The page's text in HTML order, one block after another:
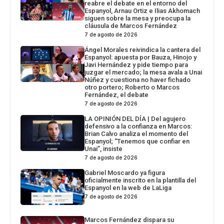
reabre el debate en el entorno del
Espanyol, Arnau Ortiz e Ilias Akhomach
siguen sobre la mesa y preocupa la
cláusula de Marcos Fernández
7 de agosto de 2026
Ángel Morales reivindica la cantera del
Espanyol: apuesta por Bauza, Hinojo y
Javi Hernández y pide tiempo para
juzgar el mercado; la mesa avala a Unai
Núñez y cuestiona no haver fichado
otro portero; Roberto o Marcos
Fernández, el debate
7 de agosto de 2026
LA OPINIÓN DEL DÍA | Del agujero
defensivo a la confianza en Marcos:
Brian Calvo analiza el momento del
Espanyol; “Tenemos que confiar en
Unai”, insiste
7 de agosto de 2026
Gabriel Moscardo ya figura
oficialmente inscrito en la plantilla del
Espanyol en la web de LaLiga
7 de agosto de 2026
Marcos Fernández dispara su